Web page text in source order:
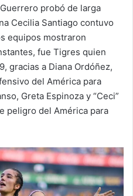
probó de larga
Cecilia Santiago contuvo
equipos mostraron
fue Tigres quien
gracias a Diana Ordóñez,
del América para
Greta Espinoza y “Ceci”
peligro del América para